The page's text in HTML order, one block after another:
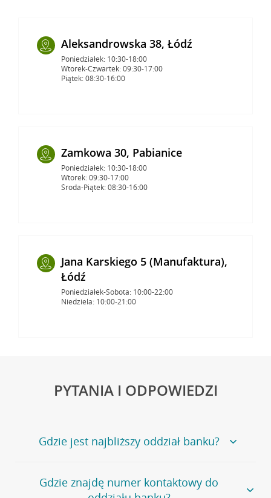
Aleksandrowska 38, Łódź
Poniedziałek: 10:30-18:00
Wtorek-Czwartek: 09:30-17:00
Piątek: 08:30-16:00
Zamkowa 30, Pabianice
Poniedziałek: 10:30-18:00
Wtorek: 09:30-17:00
Środa-Piątek: 08:30-16:00
Jana Karskiego 5 (Manufaktura),
Łódź
Poniedziałek-Sobota: 10:00-22:00
Niedziela: 10:00-21:00
PYTANIA I ODPOWIEDZI
Gdzie jest najbliższy oddział banku?
Jeśli szukasz oddziału naszego banku, zapraszamy na
stronęPlacówki i bankomaty, na której znajduje się
Gdzie znajdę numer kontaktowy do